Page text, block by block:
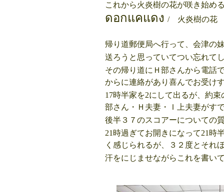
これから火炎樹の花が咲き始め
ดอกแคแดง / 火炎樹の花
帰り道郵便局へ行って、会津の
送ろうと思っていてつい忘れて
その帰り道にＨ部さんから電話
からに連絡があり喜んでお受け
17時半家を2にして出るが、約
部さん・Ｈ夫妻・Ｉ上夫妻がす
後半３７のスコアーについての
21時過ぎてお開きになって21時
く感じられるが、３２度とそ
汗をにじませながらこれを書い